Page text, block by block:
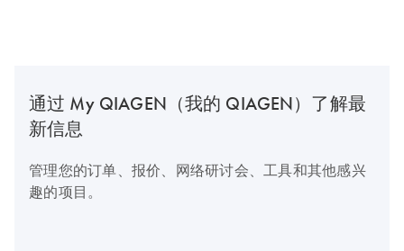
通过 My QIAGEN（我的 QIAGEN）了解最
新信息
管理您的订单、报价、网络研讨会、工具和其他感兴
趣的项目。